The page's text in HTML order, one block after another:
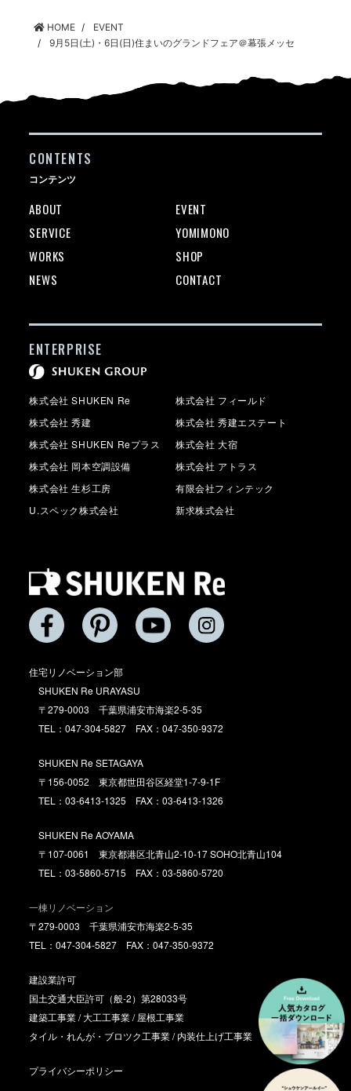
HOME
EVENT
9月5日(土)・6日(日)住まいのグランドフェア＠幕張メッセ
住宅リノベーション部
SHUKEN Re URAYASU
〒279-0003 千葉県浦安市海楽2-5-35
TEL：047-304-5827 FAX：047-350-9372
SHUKEN Re SETAGAYA
〒156-0052 東京都世田谷区経堂1-7-9-1F
TEL：03-6413-1325 FAX：03-6413-1326
SHUKEN Re AOYAMA
〒107-0061 東京都港区北青山2-10-17 SOHO北青山104
TEL：03-5860-5715 FAX：03-5860-5720
一棟リノベーション
〒279-0003 千葉県浦安市海楽2-5-35
TEL：047-304-5827 FAX：047-350-9372
建設業許可
国土交通大臣許可（般-2）第28033号
建築工事業 / 大工工事業 / 屋根工事業
タイル・れんが・ブロツク工事業 / 内装仕上げ工事業
プライバシーポリシー
CONTENTS
コンテンツ
ABOUT
EVENT
SERVICE
YOMIMONO
WORKS
SHOP
NEWS
CONTACT
ENTERPRISE
株式会社 SHUKEN Re
株式会社 フィールド
株式会社 秀建
株式会社 秀建エステート
株式会社 SHUKEN Reプラス
株式会社 大宿
株式会社 岡本空調設備
株式会社 アトラス
株式会社 生杉工房
有限会社フィンテック
U.スペック株式会社
新求株式会社